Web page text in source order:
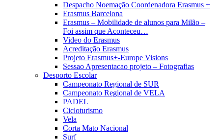
Despacho Noemação Coordenadora Erasmus +
Erasmus Barcelona
Erasmus – Mobilidade de alunos para Milão –
Foi assim que Aconteceu…
Video do Erasmus
Acreditação Erasmus
Projeto Erasmus+-Europe Visions
Sessao Apresentacao projeto – Fotografias
Desporto Escolar
Campeonato Regional de SUR
Campeonato Regional de VELA
PADEL
Cicloturismo
Vela
Corta Mato Nacional
Surf